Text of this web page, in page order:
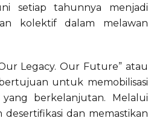
setiap tahunnya menjadi
kolektif dalam melawan
Legacy. Our Future” atau
untuk memobilisasi
berkelanjutan. Melalui
dan memastikan